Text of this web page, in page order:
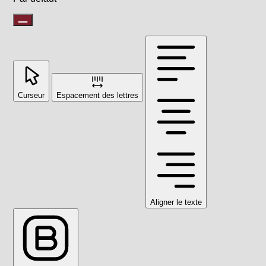
Curseur Espacement des lettres
Aligner le texte